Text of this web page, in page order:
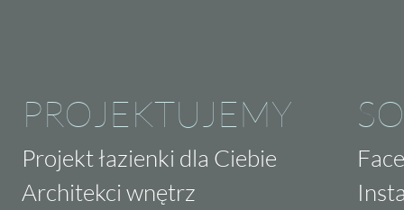
PROJEKTUJEMY
Projekt łazienki dla Ciebie
Architekci wnętrz